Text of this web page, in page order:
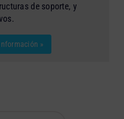
de soporte, y
»